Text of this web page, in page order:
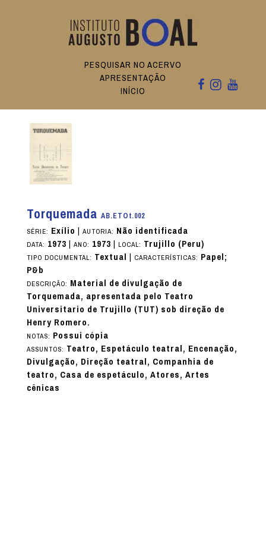
PESQUISAR NO ACERVO
APRESENTAÇÃO
INÍCIO
Torquemada AB.ETOt.002
SÉRIE: Exílio | AUTORIA: Não identificada
DATA: 1973| ANO: 1973| LOCAL: Trujillo (Peru)
TIPO DOCUMENTAL: Textual | CARACTERÍSTICAS: Papel;
P&b
DESCRIÇÃO: Material de divulgação de
Torquemada, apresentada pelo Teatro
Universitario de Trujillo (TUT) sob direção de
Henry Romero.
NOTAS: Possui cópia
ASSUNTOS: Teatro, Espetáculo teatral, Encenação,
Divulgação, Direção teatral, Companhia de
teatro, Casa de espetáculo, Atores, Artes
cênicas